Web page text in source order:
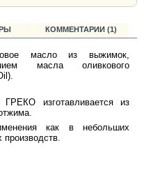
КОММЕНТАРИИ (1)
масло из выжимок,
масла оливкового
изготавливается из
как в небольших